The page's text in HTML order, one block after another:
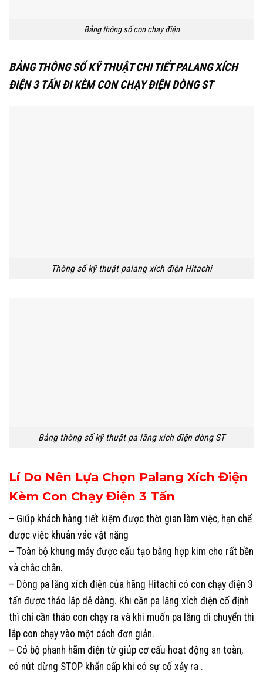
Bảng thông số con chạy điện
BẢNG THÔNG SỐ KỸ THUẬT CHI TIẾT PALANG XÍCH
ĐIỆN 3 TẤN ĐI KÈM CON CHẠY ĐIỆN DÒNG ST
Thông số kỹ thuật palang xích điện Hitachi
Bảng thông số kỹ thuật pa lăng xích điện dòng ST
Lí Do Nên Lựa Chọn Palang Xích Điện
Kèm Con Chạy Điện 3 Tấn
– Giúp khách hàng tiết kiệm được thời gian làm việc, hạn chế
được việc khuân vác vật nặng
– Toàn bộ khung máy được cấu tạo bằng hợp kim cho rất bền
và chắc chắn.
– Dòng pa lăng xích điện của hãng Hitachi có con chạy điện 3
tấn được tháo lắp dễ dàng. Khi cần pa lăng xích điện cố định
thì chỉ cần tháo con chạy ra và khi muốn pa lăng di chuyển thì
lắp con chạy vào một cách đơn giản.
– Có bộ phanh hãm điện từ giúp cơ cấu hoạt động an toàn,
có nút dừng STOP khẩn cấp khi có sự cố xảy ra .